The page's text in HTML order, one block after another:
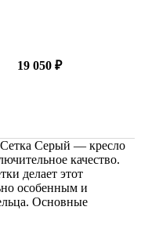
19 050 ₽
Серый — кресло
качество.
делает этот
особенным и
Основные